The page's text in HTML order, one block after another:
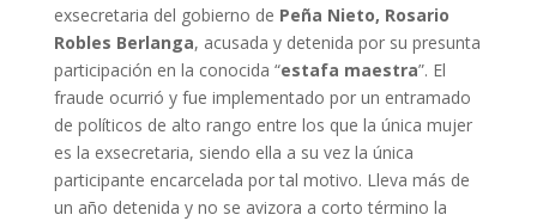
exsecretaria del gobierno de Peña Nieto, Rosario
Robles Berlanga, acusada y detenida por su presunta
participación en la conocida “estafa maestra”. El
fraude ocurrió y fue implementado por un entramado
de políticos de alto rango entre los que la única mujer
es la exsecretaria, siendo ella a su vez la única
participante encarcelada por tal motivo. Lleva más de
un año detenida y no se avizora a corto término la